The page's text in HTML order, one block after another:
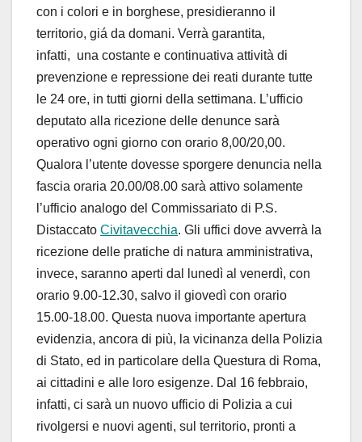
con i colori e in borghese, presidieranno il
territorio, giá da domani. Verrà garantita,
infatti, una costante e continuativa attività di
prevenzione e repressione dei reati durante tutte
le 24 ore, in tutti giorni della settimana. L’ufficio
deputato alla ricezione delle denunce sarà
operativo ogni giorno con orario 8,00/20,00.
Qualora l’utente dovesse sporgere denuncia nella
fascia oraria 20.00/08.00 sarà attivo solamente
l’ufficio analogo del Commissariato di P.S.
Distaccato Civitavecchia. Gli uffici dove avverrà la
ricezione delle pratiche di natura amministrativa,
invece, saranno aperti dal lunedì al venerdì, con
orario 9.00-12.30, salvo il giovedì con orario
15.00-18.00. Questa nuova importante apertura
evidenzia, ancora di più, la vicinanza della Polizia
di Stato, ed in particolare della Questura di Roma,
ai cittadini e alle loro esigenze. Dal 16 febbraio,
infatti, ci sarà un nuovo ufficio di Polizia a cui
rivolgersi e nuovi agenti, sul territorio, pronti a